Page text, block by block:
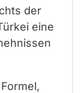
der
eine